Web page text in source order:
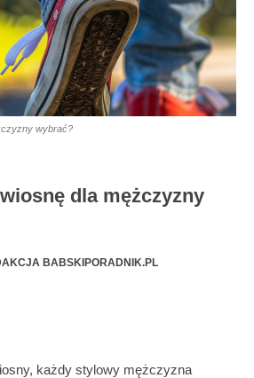
wybrać?
dla mężczyzny
BABSKIPORADNIK.PL
każdy stylowy mężczyzna